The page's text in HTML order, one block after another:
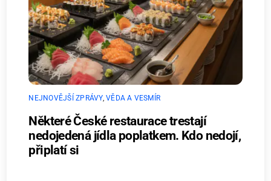
NEJNOVĚJŠÍ ZPRÁVY,VĚDA A VESMÍR
Některé České restaurace trestají
nedojedená jídla poplatkem. Kdo nedojí,
připlatí si